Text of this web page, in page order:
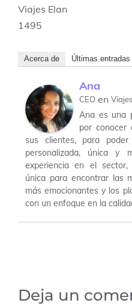
Viajes Elan
1495
Acerca de Últimas entradas
Ana
CEO en
Ana es una
por conocer
sus clientes, para
personalizada, única y
experiencia en el
única para encontrar las
más emocionantes y los
con un enfoque en la
Deja un